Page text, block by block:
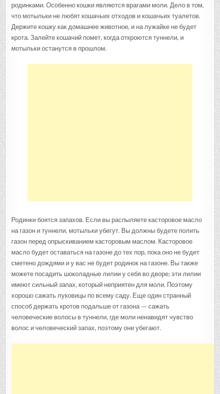
родинками. Особенно кошки являются врагами моли. Дело в том,
что мотыльки не любят кошачьих отходов и кошачьих туалетов.
Держите кошку как домашнее животное, и на лужайке не будет
крота. Залейте кошачий помет, когда откроются туннели, и
мотыльки останутся в прошлом.
Родинки боятся запахов. Если вы распыляете касторовое масло
на газон и туннели, мотыльки убегут. Вы должны будете полить
газон перед опрыскиванием касторовым маслом. Касторовое
масло будет оставаться на газоне до тех пор, пока оно не будет
сметено дождями и у вас не будет родинок на газоне. Вы также
можете посадить шоколадные лилии у себя во дворе; эти лилии
имеют сильный запах, который неприятен для моли. Поэтому
хорошо сажать луковицы по всему саду. Еще один странный
способ держать кротов подальше от газона — сажать
человеческие волосы в туннели, где моли ненавидят чувство
волос и человеческий запах, поэтому они убегают.